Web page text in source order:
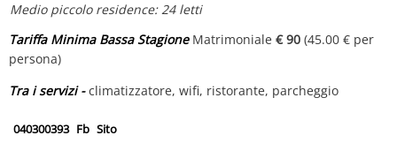
Medio piccolo residence: 24 letti
Tariffa Minima Bassa StagioneMatrimoniale € 90 (45.00 € per
persona)
Tra i servizi -climatizzatore, wifi, ristorante, parcheggio
040300393 Fb Sito